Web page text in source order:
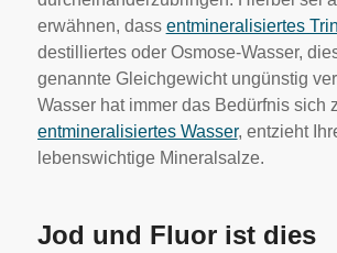
erwähnen, dass entmineralisiertes
destilliertes oder Osmose-Wasser,
genannte Gleichgewicht ungünstig
Wasser hat immer das Bedürfnis sich
entmineralisiertes Wasser, entzieht
lebenswichtige Mineralsalze.
Jod und Fluor ist dies